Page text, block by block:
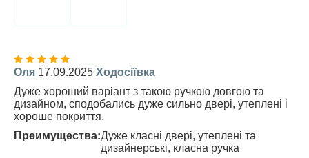
Оля 17.09.2025 Ходосіївка
Дуже хороший варіант з такою ручкою довгою та
дизайном, сподобались дуже сильно двері, утеплені і
хороше покриття.
Преимущества:Дуже класні двері, утеплені та
дизайнерські, класна ручка